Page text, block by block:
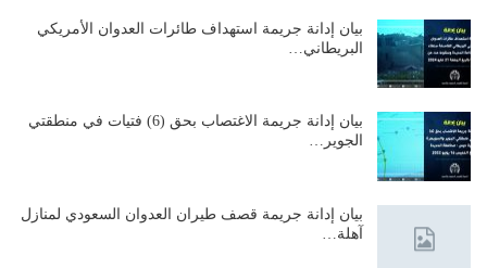
بيان إدانة جريمة استهداف طائرات العدوان الأمريكي
البريطاني…
بيان إدانة جريمة الاغتصاب بحق (6) فتيات في منطقتي
الجوير…
بيان إدانة جريمة قصف طيران العدوان السعودي لمنازل
آهلة…